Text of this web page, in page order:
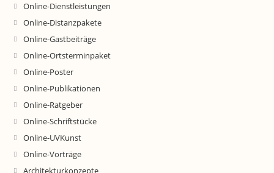
Online-Dienstleistungen
Online-Distanzpakete
Online-Gastbeiträge
Online-Ortsterminpaket
Online-Poster
Online-Publikationen
Online-Ratgeber
Online-Schriftstücke
Online-UVKunst
Online-Vorträge
Architekturkonzepte